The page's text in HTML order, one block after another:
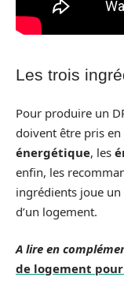
Les trois
Pour produire un
doivent être pris
énergétique, les
enfin, les
ingrédients joue un
d’un logement.
A lire en
de logement